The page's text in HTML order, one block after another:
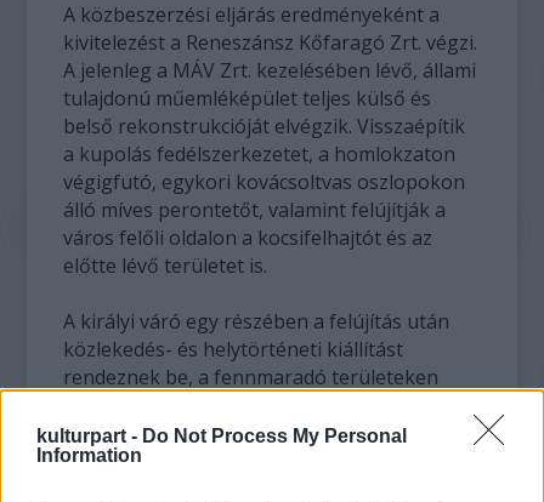
kulturpart - Do Not Process My Personal
Information
A közbeszerzési eljárás eredményeként a
kivitelezést a Reneszánsz Kőfaragó Zrt. végzi.
A jelenleg a MÁV Zrt. kezelésében lévő, állami
tulajdonú műemléképület teljes külső és
belső rekonstrukcióját elvégzik. Visszaépítik
a kupolás fedélszerkezetet, a homlokzaton
végigfutó, egykori kovácsoltvas oszlopokon
álló míves perontetőt, valamint felújítják a
város felőli oldalon a kocsifelhajtót és az
előtte lévő területet is.
A királyi váró egy részében a felújítás után
közlekedés- és helytörténeti kiállítást
rendeznek be, a fennmaradó területeken
A kiállítási részben a közlekedési múzeum az
udvari vonatokkal és a királyi várók legszebb